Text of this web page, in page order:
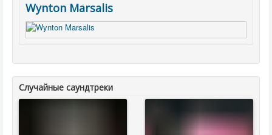
Wynton Marsalis
Случайные саундтреки